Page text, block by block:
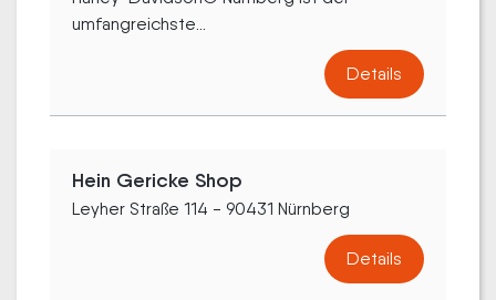
umfangreichste...
Details
Hein Gericke Shop
Leyher Straße 114 - 90431 Nürnberg
Details